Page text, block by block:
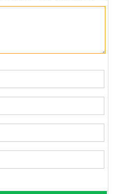
，目的在于传播更多信息，其